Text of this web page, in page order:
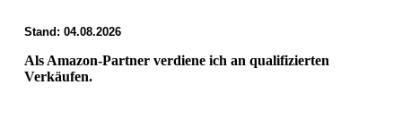
Stand: 04.08.2026
Als Amazon-Partner verdiene ich an qualifizierten
Verkäufen.